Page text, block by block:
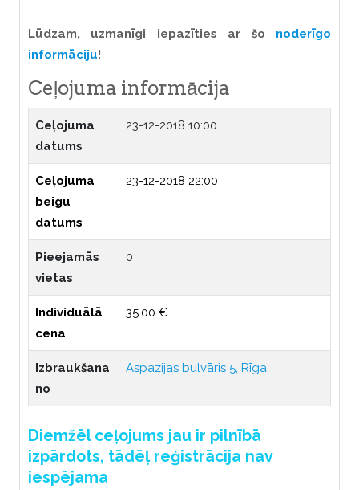
Lūdzam, uzmanīgi iepazīties ar šo noderīgo
informāciju!
Ceļojuma informācija
Ceļojuma
datums
23-12-2018 10:00
Ceļojuma
beigu
datums
23-12-2018 22:00
Pieejamās
vietas
0
Individuālā
cena
35.00 €
Izbraukšana
no
Aspazijas bulvāris 5, Rīga
Diemžēl ceļojums jau ir pilnībā
izpārdots, tādēļ reģistrācija nav
iespējama